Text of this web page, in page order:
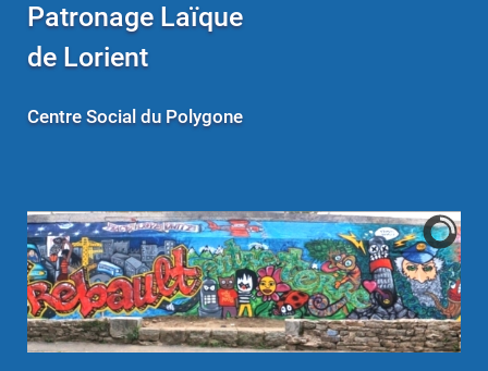
Patronage Laïque
de Lorient
Centre Social du Polygone